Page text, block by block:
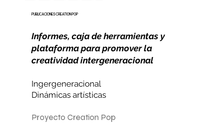
PUBLICACIONES CREATION POP
Informes, caja de herramientas y
plataforma para promover la
creatividad intergeneracional
Ingergeneracional
Dinámicas artísticas
Proyecto Creation Pop